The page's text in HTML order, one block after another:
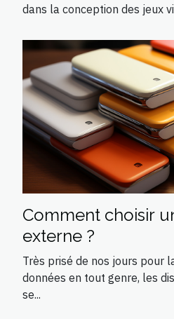
dans la conception des jeux
Comment choisir
externe ?
Très prisé de nos jours pour
données en tout genre, les
se...